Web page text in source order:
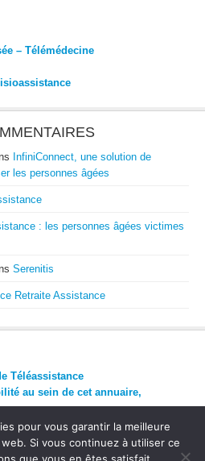
– Télémédecine
InfiniConnect, une solution de
les personnes âgées
: les personnes âgées victimes
Serenitis
Retraite Assistance
Téléassistance
au sein de cet annuaire,
pour vous garantir la meilleure
Si vous continuez à utiliser ce